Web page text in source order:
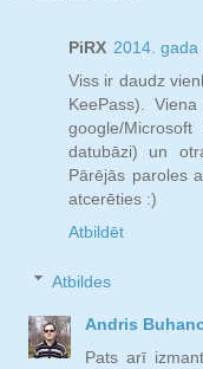
PiRX 2014. gada
Viss ir daudz
KeePass).
google/
datubāzi) un
Pārējās paroles
atcerēties :)
Atbildēt
Atbildes
Andris
Pats arī